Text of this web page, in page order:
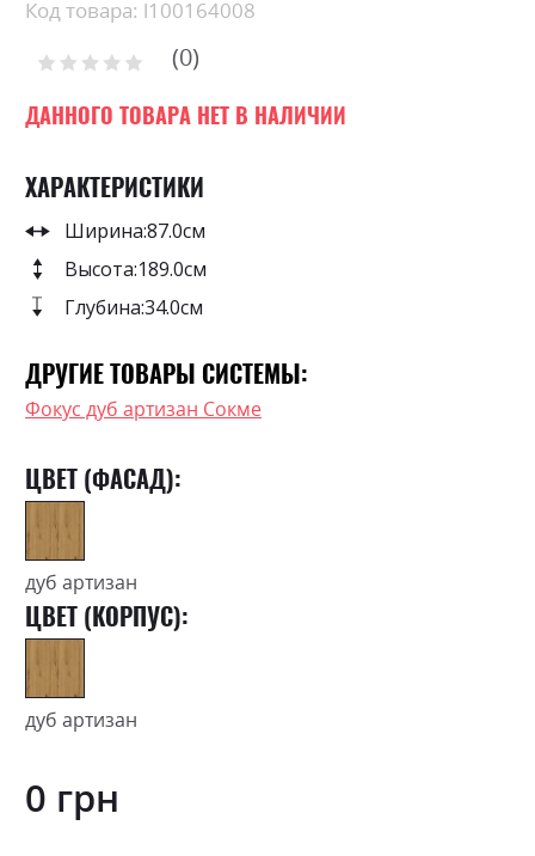
the
gallery
Код товара: l100164008
Рейтинг: 0
ДАННОГО ТОВАРА НЕТ В НАЛИЧИИ
ХАРАКТЕРИСТИКИ
Ширина:87.0см
Высота:189.0см
Глубина:34.0см
ДРУГИЕ ТОВАРЫ СИСТЕМЫ:
Фокус дуб артизан Сокме
ЦВЕТ (ФАСАД):
дуб артизан
ЦВЕТ (КОРПУС):
дуб артизан
0 грн